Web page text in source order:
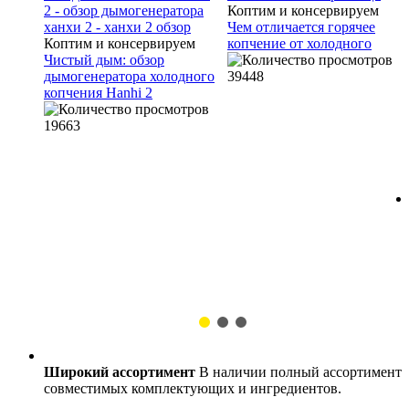
Коптим и консервируем
Чистый дым: обзор
дымогенератора холодного
копчения Hanhi 2
19663
Коптим и консервируем
Чем отличается горячее
копчение от холодного
39448
Широкий ассортимент В наличии полный ассортимент
совместимых комплектующих и ингредиентов.